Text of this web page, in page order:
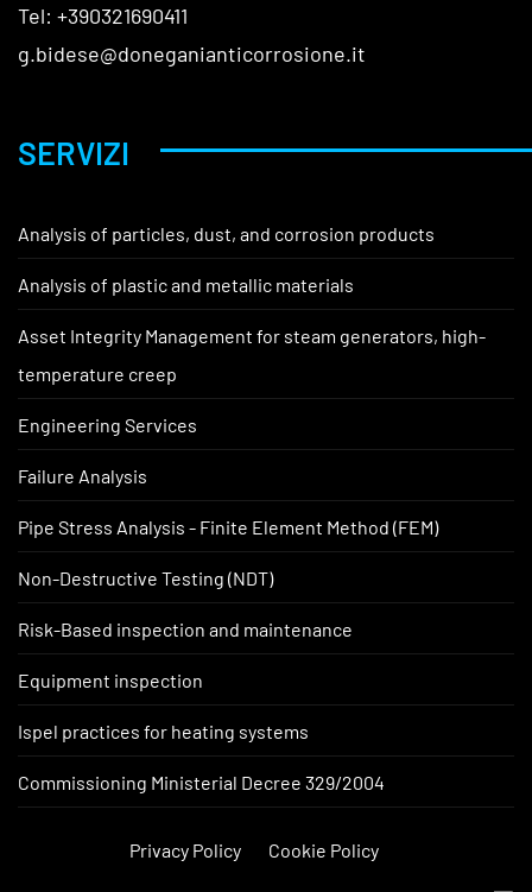
Tel: +390321690411
g.bidese@doneganianticorrosione.it
SERVIZI
Analysis of particles, dust, and corrosion products
Analysis of plastic and metallic materials
Asset Integrity Management for steam generators, high-
temperature creep
Engineering Services
Failure Analysis
Pipe Stress Analysis - Finite Element Method (FEM)
Non-Destructive Testing (NDT)
Risk-Based inspection and maintenance
Equipment inspection
Ispel practices for heating systems
Commissioning Ministerial Decree 329/2004
Privacy Policy Cookie Policy